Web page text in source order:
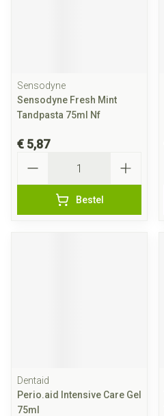
Sensodyne
Sensodyne Fresh Mint
Tandpasta 75ml Nf
€ 5,87
Bestel
Dentaid
Perio.aid Intensive Care Gel
75ml